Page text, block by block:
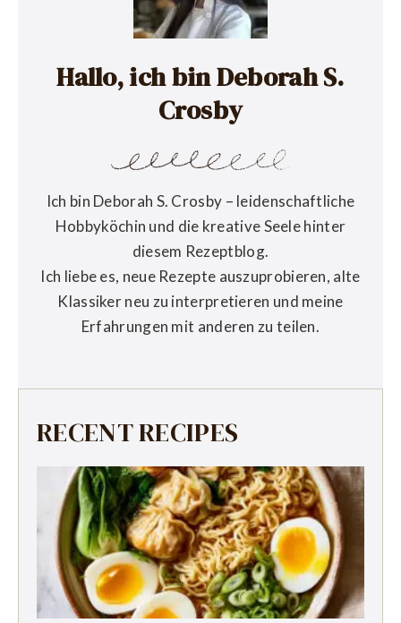
Hallo, ich bin Deborah S.
Crosby
Ich bin Deborah S. Crosby – leidenschaftliche
Hobbyköchin und die kreative Seele hinter
diesem Rezeptblog.
Ich liebe es, neue Rezepte auszuprobieren, alte
Klassiker neu zu interpretieren und meine
Erfahrungen mit anderen zu teilen.
RECENT RECIPES